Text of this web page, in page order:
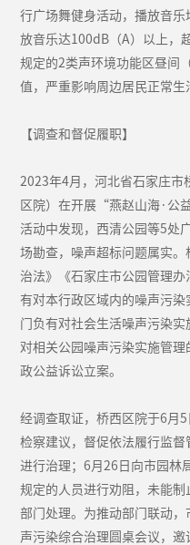
行广场舞健身活动，播放音
放音乐达100dB（A）以上，
规定的2类声环境功能区昼间
值，严重影响周边居民正常生
【调查和督促履职】
2023年4月，河北省石家庄市
区院）在开展“燕赵山海·公
活动中发现，西清公园等5处
场勘查，噪声超标问题属实
治法》《石家庄市公园管理
有对本行政区域内的噪声污
门负有对社会生活噪声污染
对相关公园噪声污染实施管
政公益诉讼立案。
经调查取证，桥西区院于6月
检察建议，督促依法履行监
进行治理；6月26日向市园林
规定的人员进行劝阻，未能
部门处理。为推动部门联动
声污染综合治理圆桌会议，